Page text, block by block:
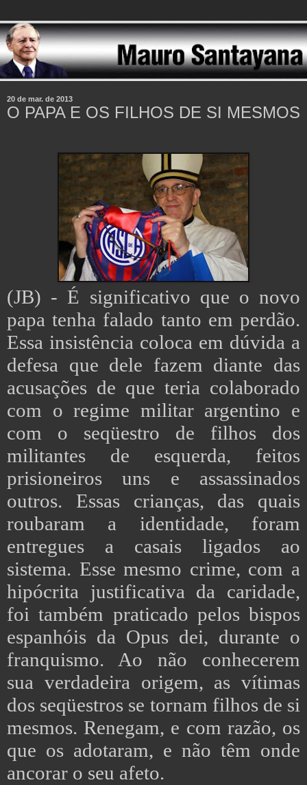
20 de mar. de 2013
O PAPA E OS FILHOS DE SI MESMOS
(JB) - É significativo que o novo
papa tenha falado tanto em perdão.
Essa insistência coloca em dúvida a
defesa que dele fazem diante das
acusações de que teria colaborado
com o regime militar argentino e
com o seqüestro de filhos dos
militantes de esquerda, feitos
prisioneiros uns e assassinados
outros. Essas crianças, das quais
roubaram a identidade, foram
entregues a casais ligados ao
sistema. Esse mesmo crime, com a
hipócrita justificativa da caridade,
foi também praticado pelos bispos
espanhóis da Opus dei, durante o
franquismo. Ao não conhecerem
sua verdadeira origem, as vítimas
dos seqüestros se tornam filhos de si
mesmos. Renegam, e com razão, os
que os adotaram, e não têm onde
ancorar o seu afeto.